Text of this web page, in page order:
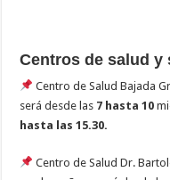
Centros de salud y
Centro de Salud Bajada
será desde las 7 hasta 10
hasta las 15.30.
Centro de Salud Dr.